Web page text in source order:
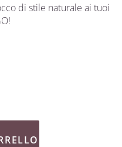
di stile naturale ai tuoi